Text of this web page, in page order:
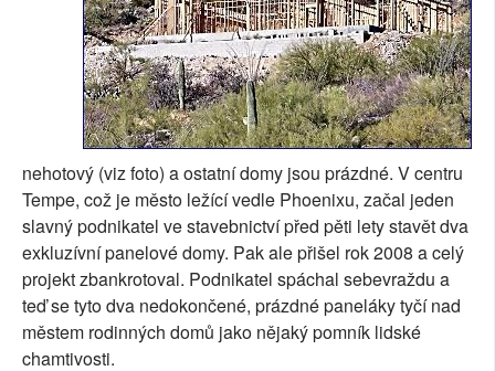
nehotový (viz foto) a ostatní domy jsou prázdné. V centru
Tempe, což je město ležící vedle Phoenixu, začal jeden
slavný podnikatel ve stavebnictví před pěti lety stavět dva
exkluzívní panelové domy. Pak ale přišel rok 2008 a celý
projekt zbankrotoval. Podnikatel spáchal sebevraždu a
teď se tyto dva nedokončené, prázdné paneláky tyčí nad
městem rodinných domů jako nějaký pomník lidské
chamtivosti.